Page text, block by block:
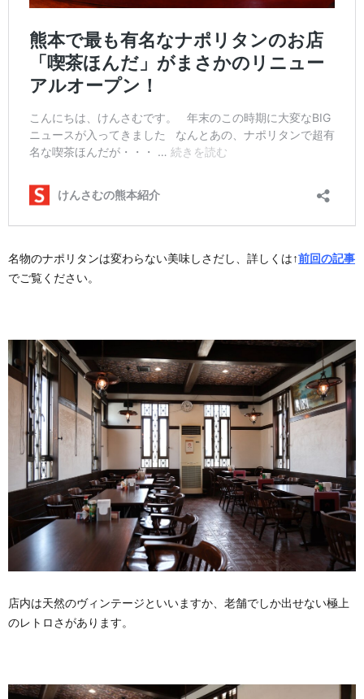
名物のナポリタンは変わらない美味しさだし、詳しくは↑前回の記事
でご覧ください。
店内は天然のヴィンテージといいますか、老舗でしか出せない極上
のレトロさがあります。